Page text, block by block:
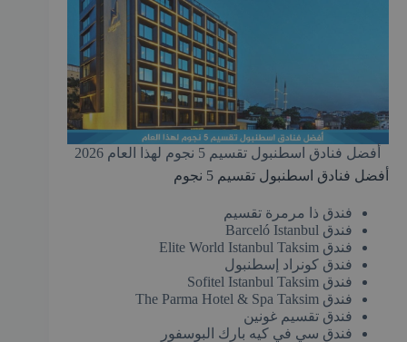
أفضل فنادق اسطنبول تقسيم 5 نجوم لهذا العام 2026
أفضل فنادق اسطنبول تقسيم 5 نجوم
فندق ذا مرمرة تقسيم
فندق Barceló Istanbul
فندق Elite World Istanbul Taksim
فندق كونراد إسطنبول
فندق Sofitel Istanbul Taksim
فندق The Parma Hotel & Spa Taksim
فندق تقسيم غونين
فندق سي في كيه بارك البوسفور